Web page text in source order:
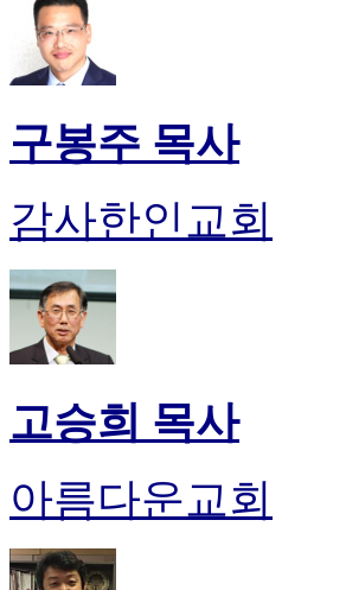
구봉주 목사
감사한인교회
고승희 목사
아름다운교회